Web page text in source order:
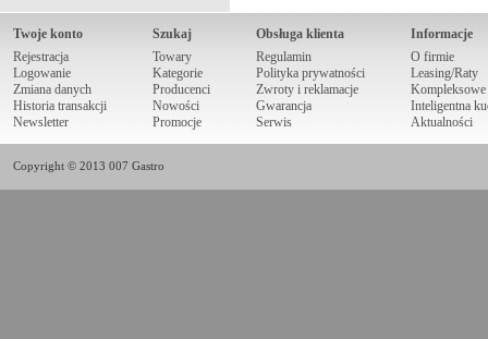
Twoje konto
Rejestracja
Logowanie
Zmiana danych
Historia transakcji
Newsletter
Szukaj
Towary
Kategorie
Producenci
Nowości
Promocje
Obsługa klienta
Regulamin
Polityka prywatności
Zwroty i reklamacje
Gwarancja
Serwis
Informacje
O firmie
Leasing/Raty
Kompleksowe
Inteligentna
Aktualności
Copyright © 2013 007 Gastro